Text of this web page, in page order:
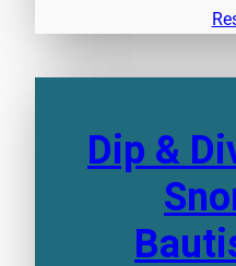
Dip &